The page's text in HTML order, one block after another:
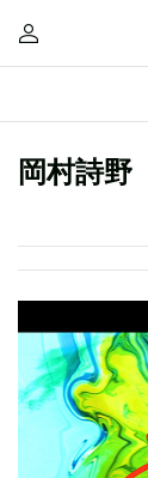
岡村詩野